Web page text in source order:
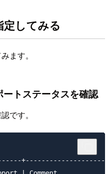
してみる
ます。
トステータスを確認
です。